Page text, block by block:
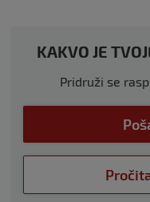
KAKVO JE
Pridruži se